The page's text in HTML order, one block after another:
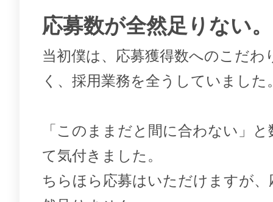
応募数が全然足りない。
当初僕は、応募獲得数へのこだわ
く、採用業務を全うしていました
「このままだと間に合わない」
て気付きました。
ちらほら応募はいただけますが、